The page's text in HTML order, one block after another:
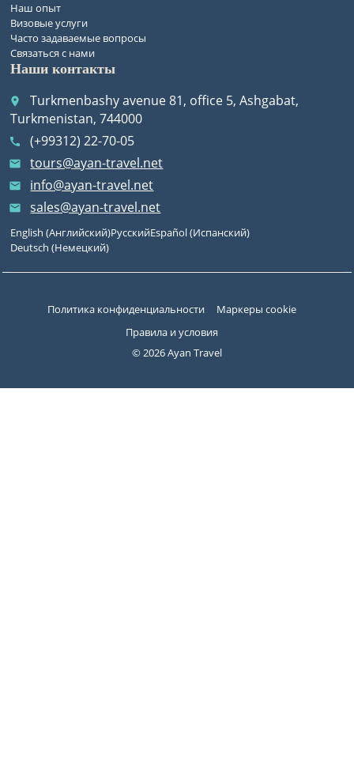
Наш опыт
Визовые услуги
Часто задаваемые вопросы
Связаться с нами
Наши контакты
place
Turkmenbashy avenue 81, office 5, Ashgabat,
Turkmenistan, 744000
call (+99312) 22-70-05
email tours@ayan-travel.net
email info@ayan-travel.net
email sales@ayan-travel.net
English (Английский)РусскийEspañol(Испанский)
Deutsch (Немецкий)
© 2026 Ayan Travel
Политика конфиденциальности
Маркеры cookie
Правила и условия